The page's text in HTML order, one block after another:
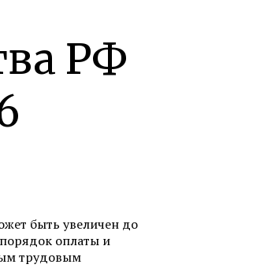
РФ
быть увеличен до
оплаты и
трудовым